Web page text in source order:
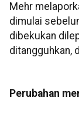
Mehr
dimulai
dibekukan
ditangguhkan,
Perubahan